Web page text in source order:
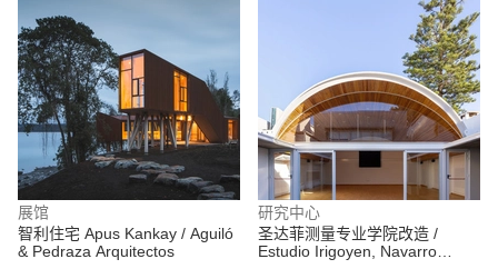
展馆
智利住宅 Apus Kankay / Aguiló
& Pedraza Arquitectos
研究中心
圣达菲测量专业学院改造 /
Estudio Irigoyen, Navarro